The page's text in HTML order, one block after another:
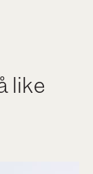
like